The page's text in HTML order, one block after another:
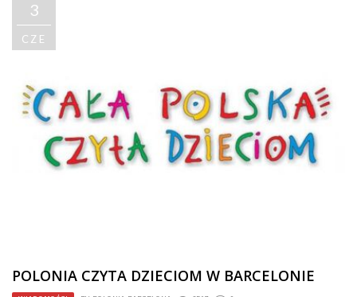
3
CZE
POLONIA CZYTA DZIECIOM W BARCELONIE